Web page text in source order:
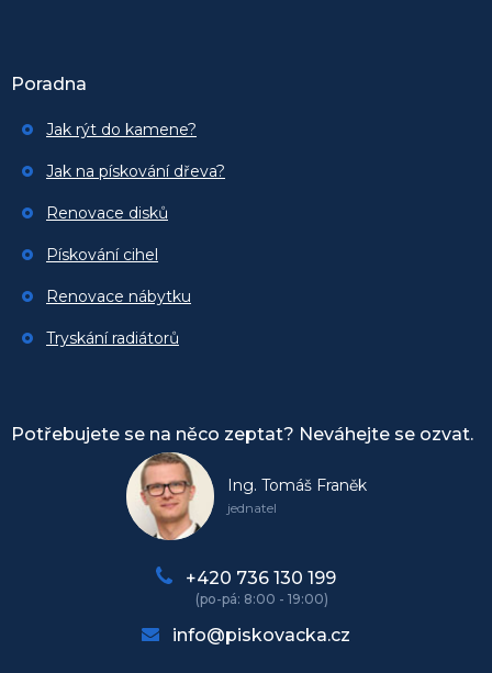
Poradna
Jak rýt do kamene?
Jak na pískování dřeva?
Renovace disků
Pískování cihel
Renovace nábytku
Tryskání radiátorů
Potřebujete se na něco zeptat? Neváhejte se ozvat.
Ing. Tomáš Franěk
jednatel
+420 736 130 199
info@piskovacka.cz